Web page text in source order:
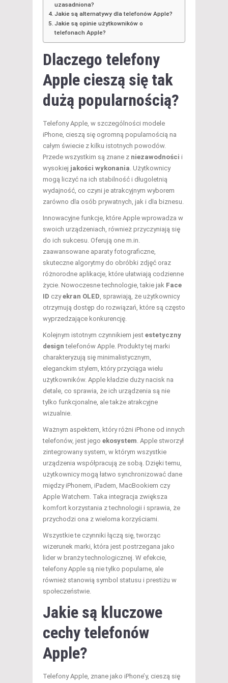
uzasadniona?
Jakie są alternatywy dla telefonów Apple?
Jakie są opinie użytkowników o
telefonach Apple?
Dlaczego telefony
Apple cieszą się tak
dużą popularnością?
Telefony Apple, w szczególności modele
iPhone, cieszą się ogromną popularnością na
całym świecie z kilku istotnych powodów.
Przede wszystkim są znane z niezawodności i
wysokiej jakości wykonania. Użytkownicy
mogą liczyć na ich stabilność i długoletnią
wydajność, co czyni je atrakcyjnym wyborem
zarówno dla osób prywatnych, jak i dla biznesu.
Innowacyjne funkcje, które Apple wprowadza w
swoich urządzeniach, również przyczyniają się
do ich sukcesu. Oferują one m.in.
zaawansowane aparaty fotograficzne,
skuteczne algorytmy do obróbki zdjęć oraz
różnorodne aplikacje, które ułatwiają codzienne
życie. Nowoczesne technologie, takie jak Face
ID czyekran OLED, sprawiają, że użytkownicy
otrzymują dostęp do rozwiązań, które są często
wyprzedzające konkurencję.
Kolejnym istotnym czynnikiem jest estetyczny
design telefonów Apple. Produkty tej marki
charakteryzują się minimalistycznym,
eleganckim stylem, który przyciąga wielu
użytkowników. Apple kładzie duży nacisk na
detale, co sprawia, że ich urządzenia są nie
tylko funkcjonalne, ale także atrakcyjne
wizualnie.
Ważnym aspektem, który różni iPhone od innych
telefonów, jest jego ekosystem. Apple stworzył
zintegrowany system, w którym wszystkie
urządzenia współpracują ze sobą. Dzięki temu,
użytkownicy mogą łatwo synchronizować dane
między iPhonem, iPadem, MacBookiem czy
Apple Watchem. Taka integracja zwiększa
komfort korzystania z technologii i sprawia, że
przychodzi ona z wieloma korzyściami.
Wszystkie te czynniki łączą się, tworząc
wizerunek marki, która jest postrzegana jako
lider w branży technologicznej. W efekcie,
telefony Apple są nie tylko popularne, ale
również stanowią symbol statusu i prestiżu w
społeczeństwie.
Jakie są kluczowe
cechy telefonów
Apple?
Telefony Apple, znane jako iPhone’y, cieszą się